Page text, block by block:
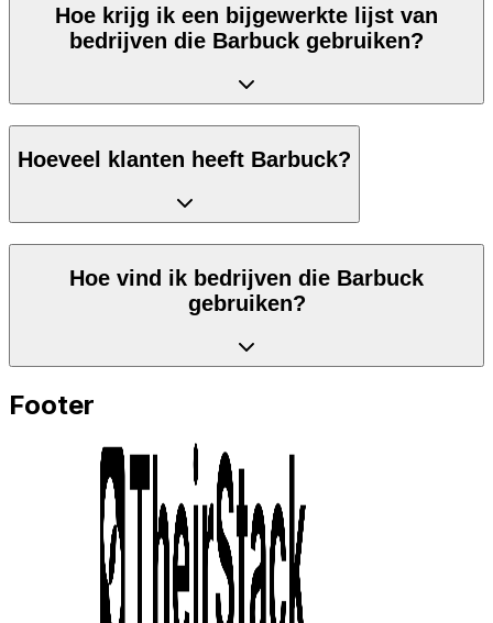
Hoe krijg ik een bijgewerkte lijst van
bedrijven die Barbuck gebruiken?
Hoeveel klanten heeft Barbuck?
Hoe vind ik bedrijven die Barbuck
gebruiken?
Footer